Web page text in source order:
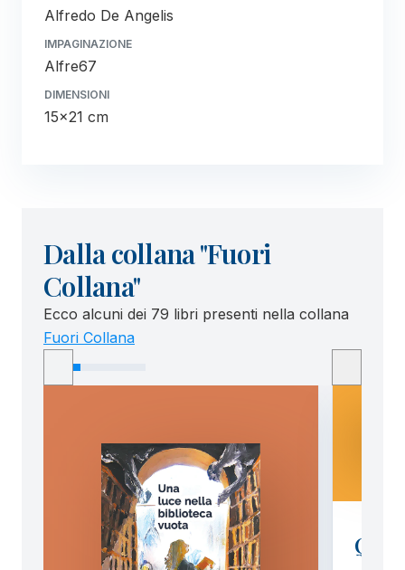
Alfredo De Angelis
IMPAGINAZIONE
Alfre67
DIMENSIONI
15x21 cm
Dalla collana "Fuori
Collana"
Ecco alcuni dei 79 libri presenti nella collana
Fuori Collana